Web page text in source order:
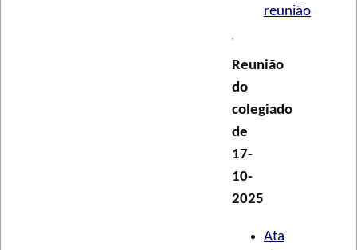
reunião
Reunião
do
colegiado
de
17-
10-
2025
Ata